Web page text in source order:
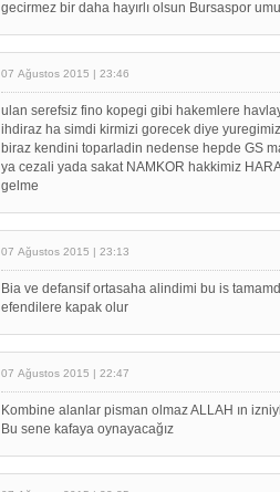
gecirmez bir daha hayırlı olsun Bursaspor
07 Ağustos 2015 | 23:46
ulan serefsiz fino kopegi gibi hakemlere
ihdiraz ha simdi kirmizi gorecek diye
biraz kendini toparladin nedense hepde GS
ya cezali yada sakat NAMKOR hakkimiz
gelme
07 Ağustos 2015 | 23:13
Bia ve defansif ortasaha alindimi bu is
efendilere kapak olur
07 Ağustos 2015 | 22:47
Kombine alanlar pisman olmaz ALLAH ın
Bu sene kafaya oynayacağız